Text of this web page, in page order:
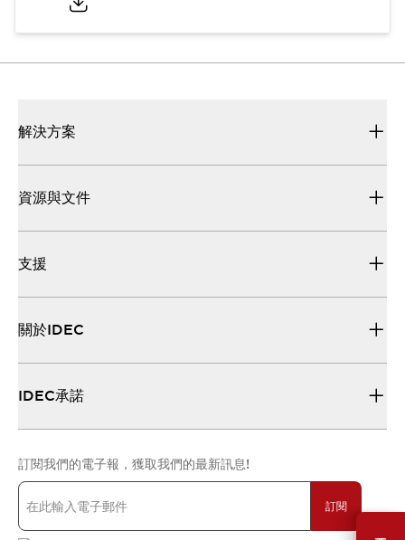
解決方案
資源與文件
支援
關於IDEC
IDEC承諾
訂閱我們的電子報，獲取我們的最新訊息!
訂閱